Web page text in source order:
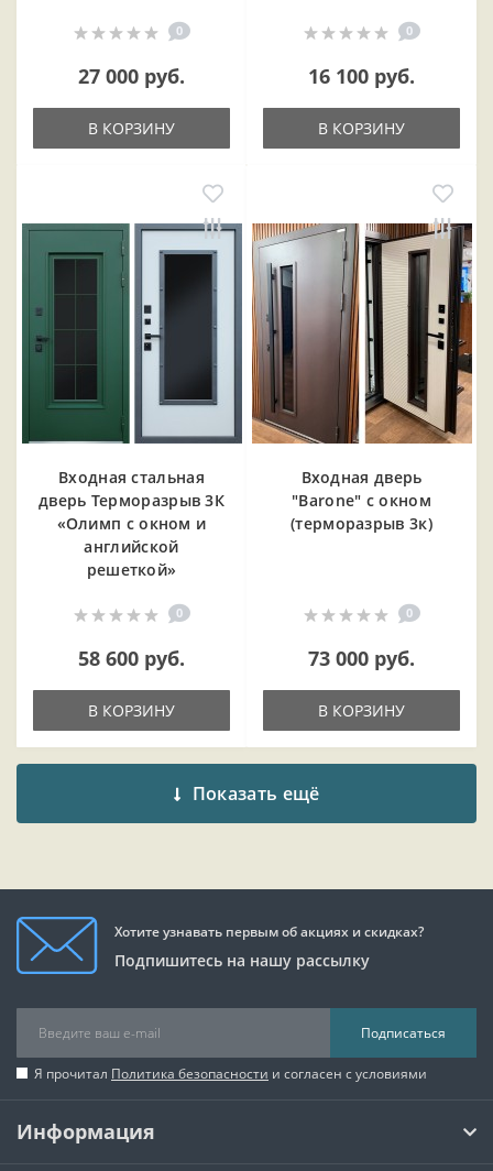
0
27 000 руб.
В КОРЗИНУ
0
16 100 руб.
В КОРЗИНУ
Входная cтальная
дверь Терморазрыв 3К
«Олимп с окном и
английской
решеткой»
0
58 600 руб.
В КОРЗИНУ
Входная дверь
"Barone" с окном
(терморазрыв 3к)
0
73 000 руб.
В КОРЗИНУ
Показать ещё
Хотите узнавать первым об акциях и скидках?
Подпишитесь на нашу рассылку
Подписаться
Я прочитал Политика безопасности и согласен с условиями
Информация